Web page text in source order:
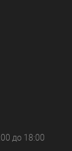
до 18:00